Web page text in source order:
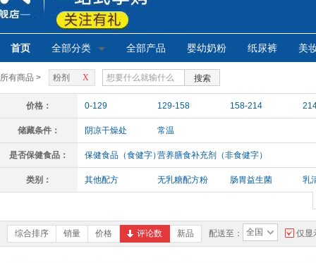
首页 全部分类 全部产品 婴幼奶粉 纸尿裤 美
所有商品 > X
粉剂 搜索
价格： 0-129 129-158 158-214
储藏条件： 阴凉干燥处 常温
是否保健食品： 保健食品（食健字）营养膳食补充剂（非食健字）
类别： 其他配方 无乳糖配方粉 肠胃益生菌 乳
综合排序 销量 价格 评论数 新品 配送至： 全国 仅显